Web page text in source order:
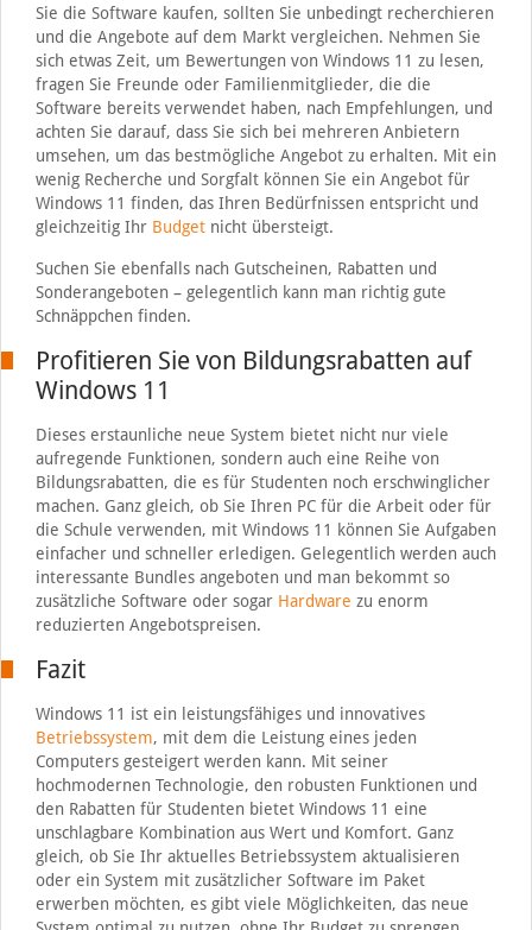
Sie die Software kaufen, sollten Sie unbedingt recherchieren
und die Angebote auf dem Markt vergleichen. Nehmen Sie
sich etwas Zeit, um Bewertungen von Windows 11 zu lesen,
fragen Sie Freunde oder Familienmitglieder, die die
Software bereits verwendet haben, nach Empfehlungen, und
achten Sie darauf, dass Sie sich bei mehreren Anbietern
umsehen, um das bestmögliche Angebot zu erhalten. Mit ein
wenig Recherche und Sorgfalt können Sie ein Angebot für
Windows 11 finden, das Ihren Bedürfnissen entspricht und
gleichzeitig Ihr Budgetnicht übersteigt.
Suchen Sie ebenfalls nach Gutscheinen, Rabatten und
Sonderangeboten – gelegentlich kann man richtig gute
Schnäppchen finden.
Profitieren Sie von Bildungsrabatten auf
Windows 11
Dieses erstaunliche neue System bietet nicht nur viele
aufregende Funktionen, sondern auch eine Reihe von
Bildungsrabatten, die es für Studenten noch erschwinglicher
machen. Ganz gleich, ob Sie Ihren PC für die Arbeit oder für
die Schule verwenden, mit Windows 11 können Sie Aufgaben
einfacher und schneller erledigen. Gelegentlich werden auch
interessante Bundles angeboten und man bekommt so
zusätzliche Software oder sogar Hardware zu enorm
reduzierten Angebotspreisen.
Fazit
Windows 11 ist ein leistungsfähiges und innovatives
Betriebssystem, mit dem die Leistung eines jeden
Computers gesteigert werden kann. Mit seiner
hochmodernen Technologie, den robusten Funktionen und
den Rabatten für Studenten bietet Windows 11 eine
unschlagbare Kombination aus Wert und Komfort. Ganz
gleich, ob Sie Ihr aktuelles Betriebssystem aktualisieren
oder ein System mit zusätzlicher Software im Paket
erwerben möchten, es gibt viele Möglichkeiten, das neue